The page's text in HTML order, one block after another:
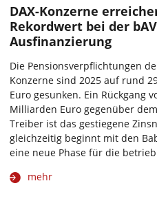
DAX-Konzerne
Rekordwert bei der
Ausfinanzierung
Die Pensionsverpflichtungen
Konzerne sind 2025 auf rund
Euro gesunken. Ein Rückgang
Milliarden Euro gegenüber
Treiber ist das gestiegene
gleichzeitig beginnt mit den
eine neue Phase für die
mehr